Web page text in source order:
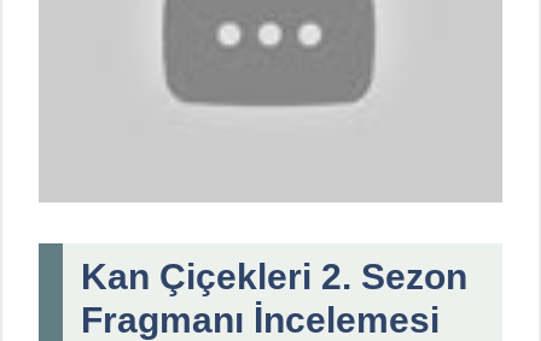
Kan Çiçekleri 2. Sezon
Fragmanı İncelemesi